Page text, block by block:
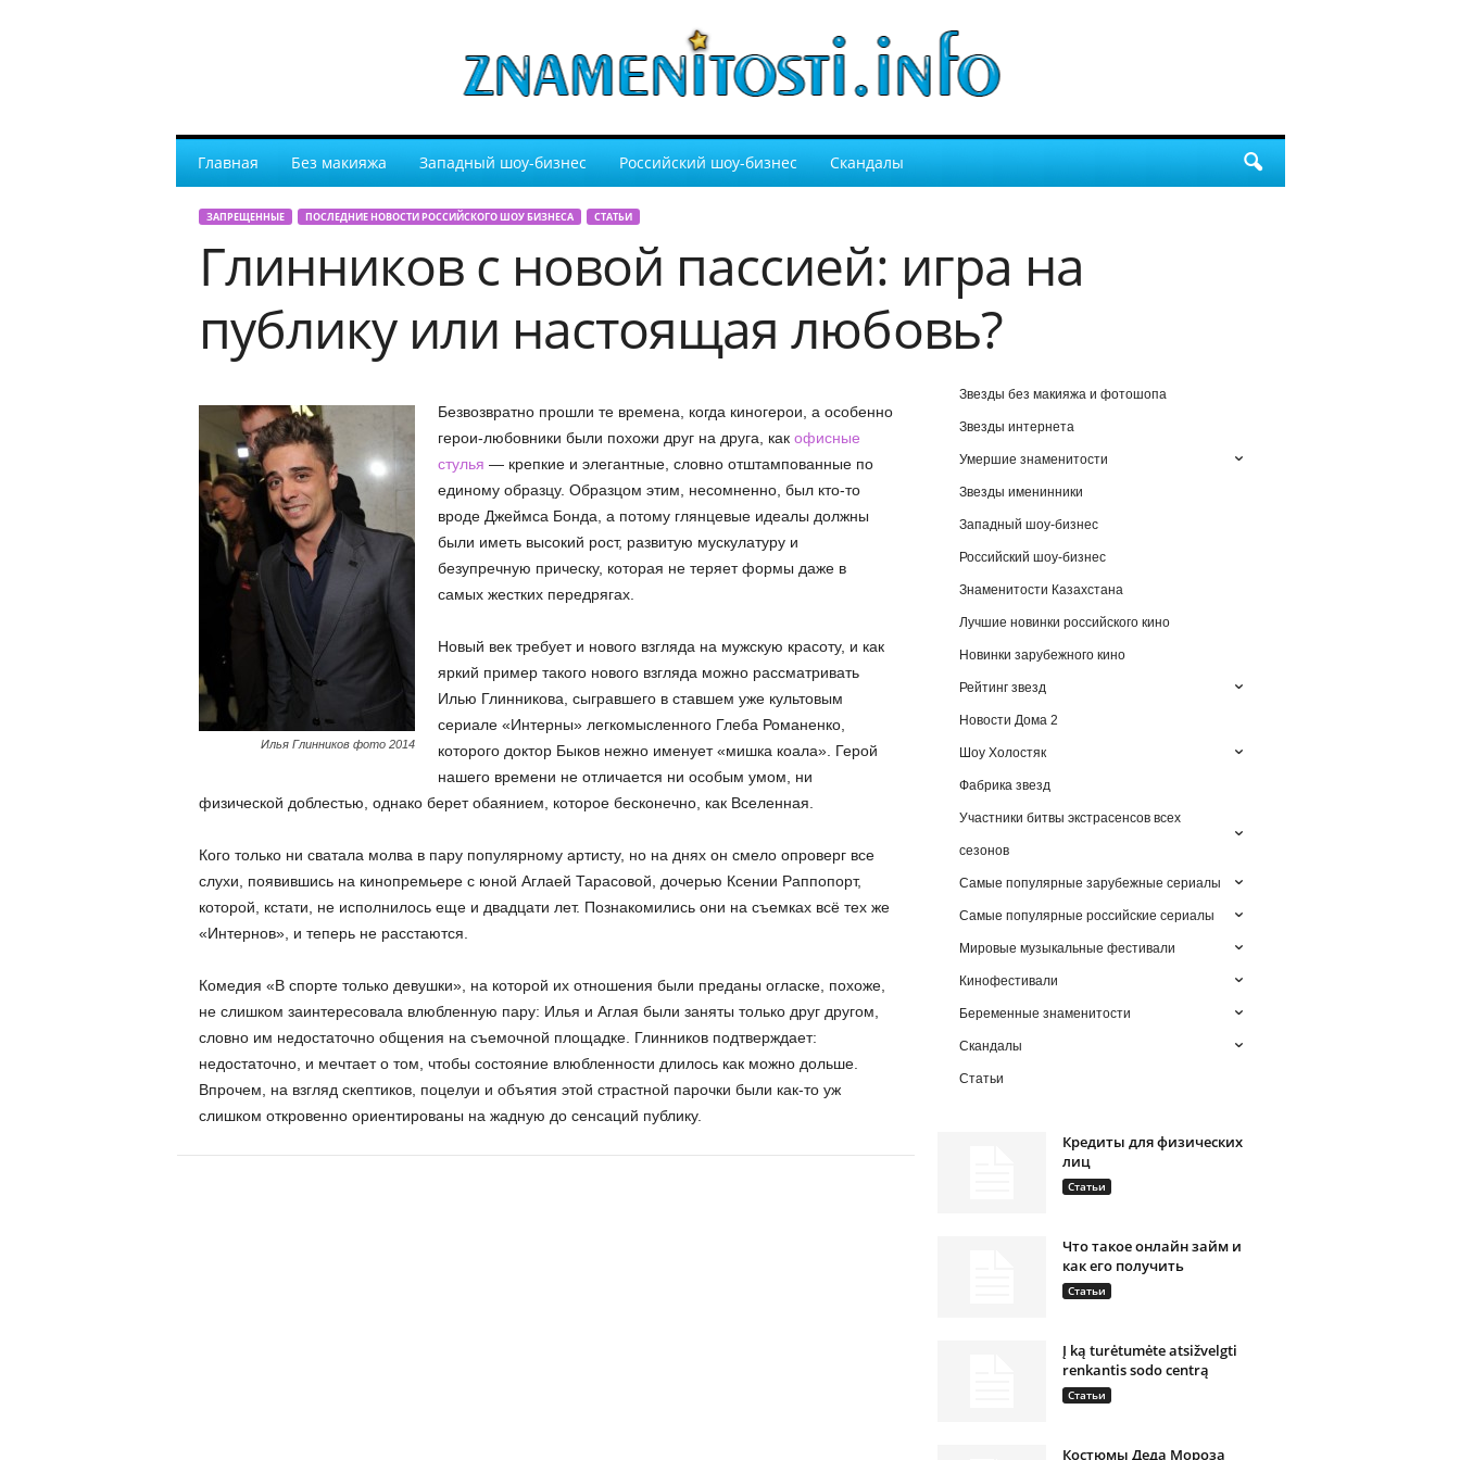
Главная Без макияжа Западный шоу-бизнес Российский шоу-бизнес Скандалы
ЗАПРЕЩЕННЫЕ ПОСЛЕДНИЕ НОВОСТИ РОССИЙСКОГО ШОУ БИЗНЕСА СТАТЬИ
Глинников с новой пассией: игра на
публику или настоящая любовь?
Илья Глинников фото 2014
Безвозвратно прошли те времена, когда киногерои, а особенно
герои-любовники были похожи друг на друга, как офисные
стулья — крепкие и элегантные, словно отштампованные по
единому образцу. Образцом этим, несомненно, был кто-то
вроде Джеймса Бонда, а потому глянцевые идеалы должны
были иметь высокий рост, развитую мускулатуру и
безупречную прическу, которая не теряет формы даже в
самых жестких передрягах.
Новый век требует и нового взгляда на мужскую красоту, и как
яркий пример такого нового взгляда можно рассматривать
Илью Глинникова, сыгравшего в ставшем уже культовым
сериале «Интерны» легкомысленного Глеба Романенко,
которого доктор Быков нежно именует «мишка коала». Герой
нашего времени не отличается ни особым умом, ни
физической доблестью, однако берет обаянием, которое бесконечно, как Вселенная.
Кого только ни сватала молва в пару популярному артисту, но на днях он смело опроверг все
слухи, появившись на кинопремьере с юной Аглаей Тарасовой, дочерью Ксении Раппопорт,
которой, кстати, не исполнилось еще и двадцати лет. Познакомились они на съемках всё тех же
«Интернов», и теперь не расстаются.
Комедия «В спорте только девушки», на которой их отношения были преданы огласке, похоже,
не слишком заинтересовала влюбленную пару: Илья и Аглая были заняты только друг другом,
словно им недостаточно общения на съемочной площадке. Глинников подтверждает:
недостаточно, и мечтает о том, чтобы состояние влюбленности длилось как можно дольше.
Впрочем, на взгляд скептиков, поцелуи и объятия этой страстной парочки были как-то уж
слишком откровенно ориентированы на жадную до сенсаций публику.
Звезды без макияжа и фотошопа
Звезды интернета
Умершие знаменитости
Звезды именинники
Западный шоу-бизнес
Российский шоу-бизнес
Знаменитости Казахстана
Лучшие новинки российского кино
Новинки зарубежного кино
Рейтинг звезд
Новости Дома 2
Шоу Холостяк
Фабрика звезд
Участники битвы экстрасенсов всех
сезонов
Самые популярные зарубежные сериалы
Самые популярные российские сериалы
Мировые музыкальные фестивали
Кинофестивали
Беременные знаменитости
Скандалы
Статьи
Кредиты для физических
лиц
Статьи
Что такое онлайн займ и
как его получить
Статьи
Į ką turėtumėte atsižvelgti
renkantis sodo centrą
Статьи
Костюмы Деда Мороза